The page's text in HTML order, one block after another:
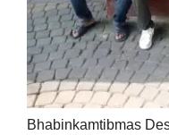
Bhabinkamtibmas